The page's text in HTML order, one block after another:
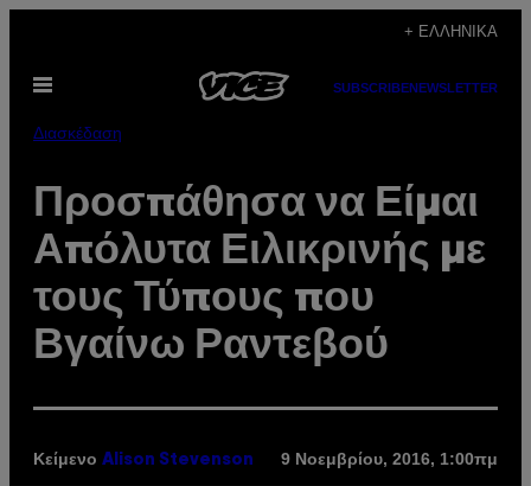
περιεχόμενο
+ ΕΛΛΗΝΙΚΆ
Ανοίξτε
SUBSCRIBENEWSLETTER
Διασκέδαση
Προσπάθησα να Είμαι
Απόλυτα Ειλικρινής με
τους Τύπους που
Βγαίνω Ραντεβού
Κείμενο Alison Stevenson 9 Νοεμβρίου, 2016, 1:00πμ